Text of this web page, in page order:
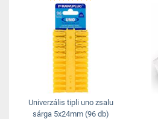
Univerzális tipli uno zsalu
sárga 5x24mm (96 db)